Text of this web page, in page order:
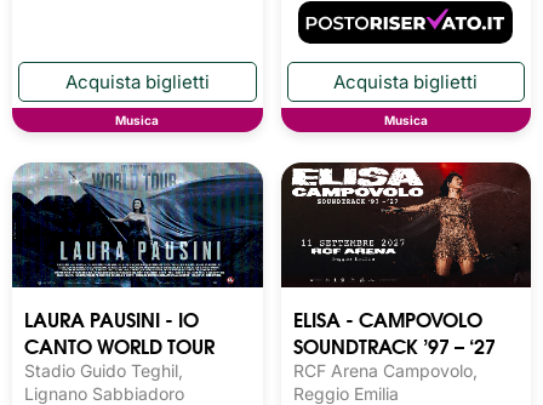
Musica Musica
LAURA PAUSINI - IO
CANTO WORLD TOUR
Stadio Guido Teghil,
Lignano Sabbiadoro
ELISA - CAMPOVOLO
SOUNDTRACK ’97 – ‘27
RCF Arena Campovolo,
Reggio Emilia